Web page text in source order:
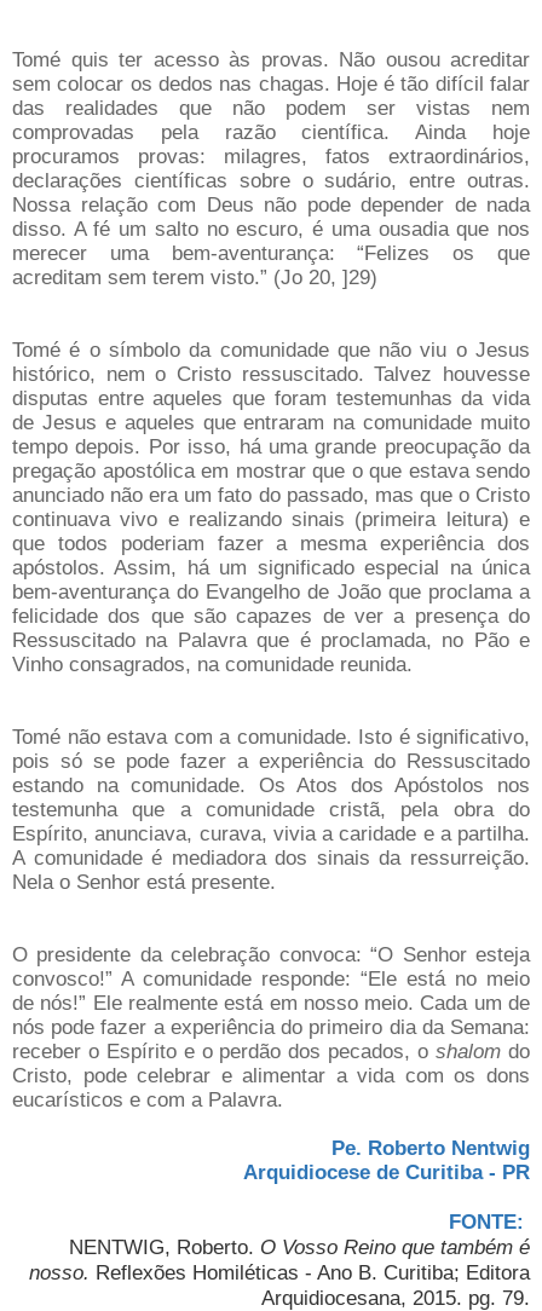
Tomé quis ter acesso às provas. Não ousou acreditar
sem colocar os dedos nas chagas. Hoje é tão difícil falar
das realidades que não podem ser vistas nem
comprovadas pela razão científica. Ainda hoje
procuramos provas: milagres, fatos extraordinários,
declarações científicas sobre o sudário, entre outras.
Nossa relação com Deus não pode depender de nada
disso. A fé um salto no escuro, é uma ousadia que nos
merecer uma bem-aventurança: “Felizes os que
acreditam sem terem visto.” (Jo 20, ]29)
Tomé é o símbolo da comunidade que não viu o Jesus
histórico, nem o Cristo ressuscitado. Talvez houvesse
disputas entre aqueles que foram testemunhas da vida
de Jesus e aqueles que entraram na comunidade muito
tempo depois. Por isso, há uma grande preocupação da
pregação apostólica em mostrar que o que estava sendo
anunciado não era um fato do passado, mas que o Cristo
continuava vivo e realizando sinais (primeira leitura) e
que todos poderiam fazer a mesma experiência dos
apóstolos. Assim, há um significado especial na única
bem-aventurança do Evangelho de João que proclama a
felicidade dos que são capazes de ver a presença do
Ressuscitado na Palavra que é proclamada, no Pão e
Vinho consagrados, na comunidade reunida.
Tomé não estava com a comunidade. Isto é significativo,
pois só se pode fazer a experiência do Ressuscitado
estando na comunidade. Os Atos dos Apóstolos nos
testemunha que a comunidade cristã, pela obra do
Espírito, anunciava, curava, vivia a caridade e a partilha.
A comunidade é mediadora dos sinais da ressurreição.
Nela o Senhor está presente.
O presidente da celebração convoca: “O Senhor esteja
convosco!” A comunidade responde: “Ele está no meio
de nós!” Ele realmente está em nosso meio. Cada um de
nós pode fazer a experiência do primeiro dia da Semana:
receber o Espírito e o perdão dos pecados, oshalomdo
Cristo, pode celebrar e alimentar a vida com os dons
eucarísticos e com a Palavra.
Pe. Roberto Nentwig
Arquidiocese de Curitiba - PR
FONTE:
NENTWIG, Roberto. O Vosso Reino que também é
nosso. Reflexões Homiléticas - Ano B. Curitiba; Editora
Arquidiocesana, 2015. pg. 79.